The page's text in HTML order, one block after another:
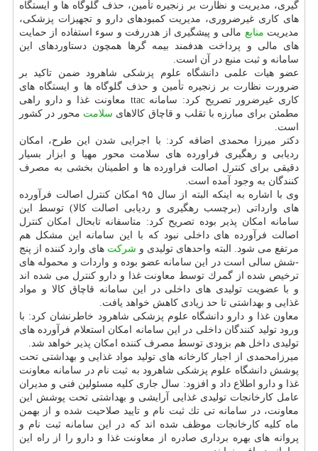
گیری، مدیریت و نظارت بر زنجیره تأمین، حذف گلوگاه ها و ایستگاه
های كاری غیرضروری، مدیریت كمبودهای دارو و تجهیزات پزشكی،
مدیریت منابع مالی و پیشگیری از هدررفت و سوء استفاده از حمایت
های مالی و پرداخت هدفمند بیمه گرها همچون دستاوردهای این
سامانه و ثبت منبع در آن است.
عضو هیات علمی دانشگاه علوم پزشكی شاهرود ضمن تاكید بر
ضرورت نظارت بر زنجیره تأمین و حذف گلوگاه ها و ایستگاه های
كاری غیرضرور تصریح كرد: سامانه ttac معاونت غذا و دارو راهی
مطمئن برای مبارزه با تقلب و قاچاق كالاهای سلامت محور در كشور
است.
دكتر میرزا محمدی اضافه كرد: با اجرایی شدن این طرح، امكان
ردیابی و رهگیری فراورده های سلامت محور مهیا و ابزار بسیار
دقیقی برای كنترل اصالت فراورده ها و اطمینان بخشی به مصرف
كنندگان به وجود آمده است.
وی با اشاره به اینكه البته از سال ۹۵ امكان كنترل اصالت فرآورده
های وارداتی (برچسب رهگیری و ردیابی اصالت كالا) توسط این
سامانه امكان پذیر بوده تصریح كرد: متاسفانه تابحال امكان كنترل
اصالت فرآورده های داخلی نبود كه با این سامانه این مشكل هم
مرتفع می شود. البته واحدهای تولیدی و شركت های وارد كننده از پنج
-شش سالی است در این سامانه عضو بوده و واردات و محموله های
ترخیص شده از گمرك توسط معاونت غذا و دارو كنترل می شده اند
و با عضویت تولیدی های داخلی در این سامانه قاچاق كالا و مواد
غذایی و بهداشتی تا حد زیادی كاهش خواهد یافت.
معاون غذا و دارو دانشگاه علوم پزشكی شاهرود خاطرنشان كرد: با
ورود تولید كنندگان داخلی در این سامانه امكان استعلام فرآورده های
تولیدی داخل هم بزودی توسط مصرف كننده امكان پذیر خواهد شد.
میرزامحمدی از اجبار كارخانه های تولید مواد غذایی و بهداشتی تحت
پوشش دانشگاه علوم پزشكی شاهرود به ثبت نام در سامانه معاونت
غذا و دارو اطلاع داد و افزود: سال جاری كلیه مسئولین فنی و مدیران
عامل كارخانجات تولیدی غذایی آرایشی و بهداشتی تحت پوشش این
معاونت، در سامانه تی تك ثبت نام و تایید صلاحیت شده و از بهمن
ماه كلیه كارخانجات موظف شده اند كه در این سامانه ثبت نام و
پروانه های بهره برداری صادره از معاونت غذا و دارو را از راه این